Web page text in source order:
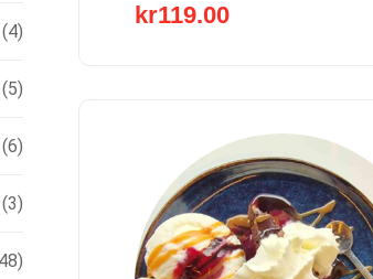
(4)
(5)
(6)
(3)
kr119.00